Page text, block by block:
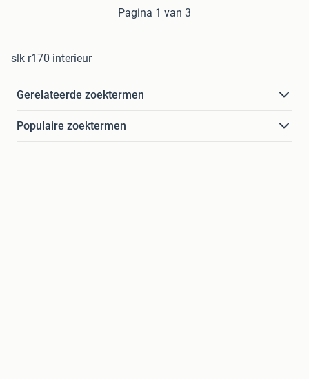
Pagina 1 van 3
slk r170 interieur
Gerelateerde zoektermen
Populaire zoektermen